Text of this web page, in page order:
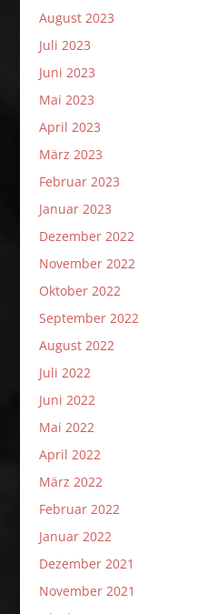
August 2023
Juli 2023
Juni 2023
Mai 2023
April 2023
März 2023
Februar 2023
Januar 2023
Dezember 2022
November 2022
Oktober 2022
September 2022
August 2022
Juli 2022
Juni 2022
Mai 2022
April 2022
März 2022
Februar 2022
Januar 2022
Dezember 2021
November 2021